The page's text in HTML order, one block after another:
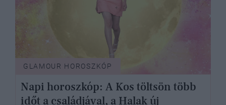
GLAMOUR HOROSZKÓP
Napi horoszkóp: A Kos töltsön több
időt a családjával, a Halak új